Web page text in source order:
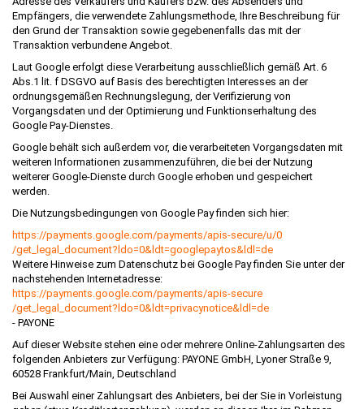
Empfängers, die verwendete Zahlungsmethode, Ihre Beschreibung für
den Grund der Transaktion sowie gegebenenfalls das mit der
Transaktion verbundene Angebot.
Laut Google erfolgt diese Verarbeitung ausschließlich gemäß Art. 6
Abs.1 lit. f DSGVO auf Basis des berechtigten Interesses an der
ordnungsgemäßen Rechnungslegung, der Verifizierung von
Vorgangsdaten und der Optimierung und Funktionserhaltung des
Google Pay-Dienstes.
Google behält sich außerdem vor, die verarbeiteten Vorgangsdaten mit
weiteren Informationen zusammenzuführen, die bei der Nutzung
weiterer Google-Dienste durch Google erhoben und gespeichert
werden.
Die Nutzungsbedingungen von Google Pay finden sich hier:
https://payments.google.com/payments/apis-secure/u/0
/get_legal_document?ldo=0&ldt=googlepaytos&ldl=de
Weitere Hinweise zum Datenschutz bei Google Pay finden Sie unter der
nachstehenden Internetadresse:
https://payments.google.com/payments/apis-secure
/get_legal_document?ldo=0&ldt=privacynotice&ldl=de
- PAYONE
Auf dieser Website stehen eine oder mehrere Online-Zahlungsarten des
folgenden Anbieters zur Verfügung: PAYONE GmbH, Lyoner Straße 9,
60528 Frankfurt/Main, Deutschland
Bei Auswahl einer Zahlungsart des Anbieters, bei der Sie in Vorleistung